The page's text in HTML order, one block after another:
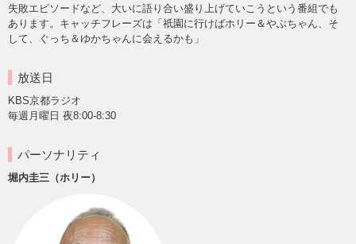
失敗エピソードなど、大いに語り合い盛り上げていこうという番組でも
あります。キャッチフレーズは「祇園に行けばホリー＆やぶちゃん、そ
して、ぐっち＆ゆかちゃんに会えるかも」
放送日
KBS京都ラジオ
毎週月曜日 夜8:00-8:30
パーソナリティ
堀内圭三（ホリー）